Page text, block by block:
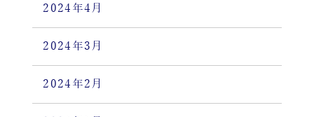
2024年4月
2024年3月
2024年2月